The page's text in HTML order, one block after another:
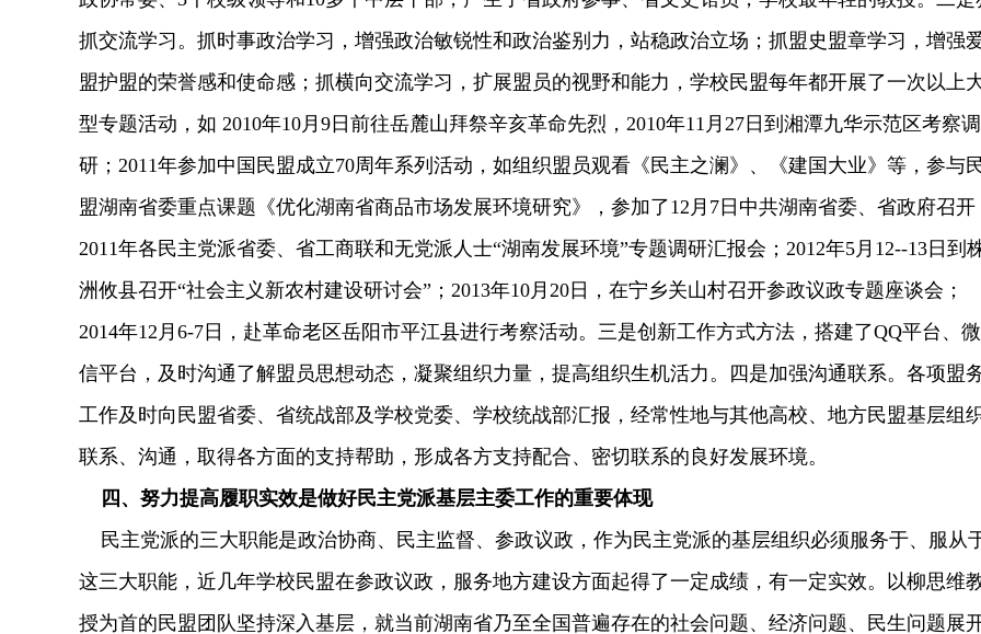
抓交流学习。抓时事政治学习，增强政治敏锐性和政治鉴别力，站稳政治立场；抓盟史盟章学习，增强
盟护盟的荣誉感和使命感；抓横向交流学习，扩展盟员的视野和能力，学校民盟每年都开展了一次以上
型专题活动，如 2010年10月9日前往岳麓山拜祭辛亥革命先烈，2010年11月27日到湘潭九华示范区考察调
研；2011年参加中国民盟成立70周年系列活动，如组织盟员观看《民主之澜》、《建国大业》等，参与
盟湖南省委重点课题《优化湖南省商品市场发展环境研究》，参加了12月7日中共湖南省委、省政府召开
2011年各民主党派省委、省工商联和无党派人士“湖南发展环境”专题调研汇报会；2012年5月12--13日到
洲攸县召开“社会主义新农村建设研讨会”；2013年10月20日，在宁乡关山村召开参政议政专题座谈会；
2014年12月6-7日，赴革命老区岳阳市平江县进行考察活动。三是创新工作方式方法，搭建了QQ平台、微
信平台，及时沟通了解盟员思想动态，凝聚组织力量，提高组织生机活力。四是加强沟通联系。各项盟
工作及时向民盟省委、省统战部及学校党委、学校统战部汇报，经常性地与其他高校、地方民盟基层组
联系、沟通，取得各方面的支持帮助，形成各方支持配合、密切联系的良好发展环境。
四、努力提高履职实效是做好民主党派基层主委工作的重要体现
民主党派的三大职能是政治协商、民主监督、参政议政，作为民主党派的基层组织必须服务于、服从
这三大职能，近几年学校民盟在参政议政，服务地方建设方面起得了一定成绩，有一定实效。以柳思维
授为首的民盟团队坚持深入基层，就当前湖南省乃至全国普遍存在的社会问题、经济问题、民生问题展